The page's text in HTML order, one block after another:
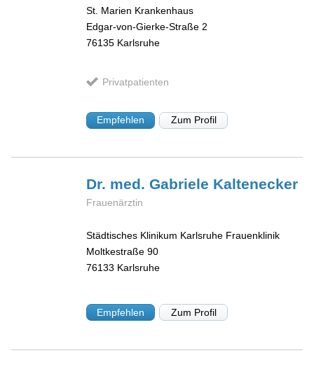
St. Marien Krankenhaus
Edgar-von-Gierke-Straße 2
76135 Karlsruhe
Privatpatienten
Empfehlen Zum Profil
Dr. med. Gabriele Kaltenecker
Frauenärztin
Städtisches Klinikum Karlsruhe Frauenklinik
Moltkestraße 90
76133 Karlsruhe
Empfehlen Zum Profil